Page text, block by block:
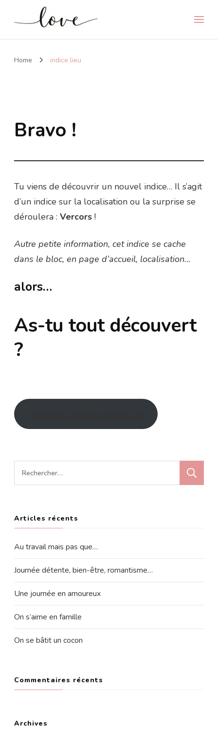
Home indice lieu
Bravo !
Tu viens de découvrir un nouvel indice… Il s’agit
d’un indice sur la localisation ou la surprise se
déroulera : Vercors !
Autre petite information, cet indice se cache
dans le bloc, en page d’accueil, localisation…
alors…
As-tu tout découvert
?
Rechercher :
Articles récents
Au travail mais pas que…
Journée détente, bien-être, romantisme…
Une journée en amoureux
On s’aime en famille
On se bâtit un cocon
Commentaires récents
Archives